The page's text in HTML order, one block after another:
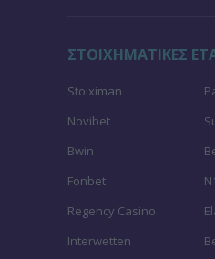
ΣΤΟΙΧΗΜΑΤΙΚΕΣ
Stoiximan
Novibet
Bwin
Fonbet
Regency Casino
Interwetten